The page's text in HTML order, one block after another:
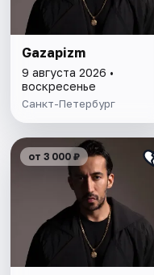
Gazapizm
9 августа 2026 •
воскресенье
Санкт-Петербург
от 3 000 ₽